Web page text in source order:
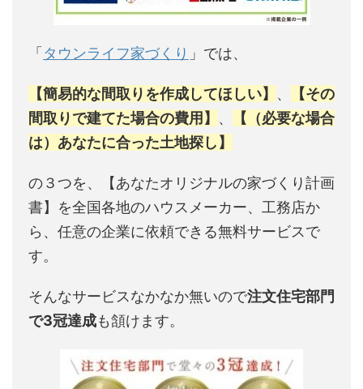
「 タウンライフ家づくり 」では、
【簡易的な間取りを作成してほしい】 、
【その
間取りで建てた場合の費用】 、
【（必要な場合
は）あなたに合った土地探し】
の３つを、【あなたオリジナルの家づくり計画
書】を全国各地のハウスメーカー、工務店か
ら、任意の企業に依頼できる無料サービスで
す。
そんなサービスなかなか無いので注文住宅部門
で3冠達成も頷けます。